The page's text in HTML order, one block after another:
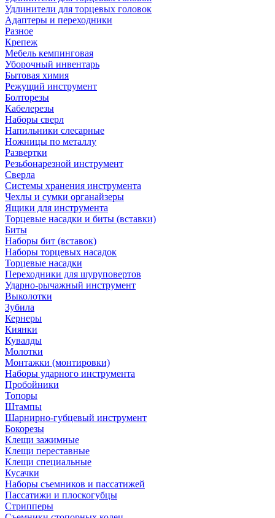
Удлинители для торцевых головок
Адаптеры и переходники
Разное
Крепеж
Мебель кемпинговая
Уборочный инвентарь
Бытовая химия
Режущий инструмент
Болторезы
Кабелерезы
Наборы сверл
Напильники слесарные
Ножницы по металлу
Развертки
Резьбонарезной инструмент
Сверла
Системы хранения инструмента
Чехлы и сумки органайзеры
Ящики для инструмента
Торцевые насадки и биты (вставки)
Биты
Наборы бит (вставок)
Наборы торцевых насадок
Торцевые насадки
Переходники для шуруповертов
Ударно-рычажный инструмент
Выколотки
Зубила
Кернеры
Киянки
Кувалды
Молотки
Монтажки (монтировки)
Наборы ударного инструмента
Пробойники
Топоры
Штампы
Шарнирно-губцевый инструмент
Бокорезы
Клещи зажимные
Клещи переставные
Клещи специальные
Кусачки
Наборы съемников и пассатижей
Пассатижи и плоскогубцы
Стрипперы